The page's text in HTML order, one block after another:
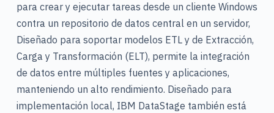
para crear y ejecutar tareas desde un cliente Windows
contra un repositorio de datos central en un servidor,
Diseñado para soportar modelos ETL y de Extracción,
Carga y Transformación (ELT), permite la integración
de datos entre múltiples fuentes y aplicaciones,
manteniendo un alto rendimiento. Diseñado para
implementación local, IBM DataStage también está